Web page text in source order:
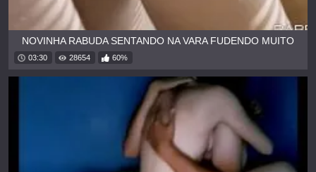
NOVINHA RABUDA SENTANDO NA VARA FUDENDO MUITO
03:30 28654 60%